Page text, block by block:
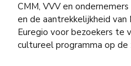
CMM, VVV en
en de aantrekkelijkheid van
Euregio voor bezoekers
cultureel programma op de